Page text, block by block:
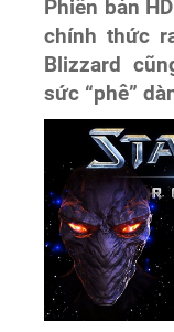
Phiên bản
chính thức
Blizzard
sức “phê”